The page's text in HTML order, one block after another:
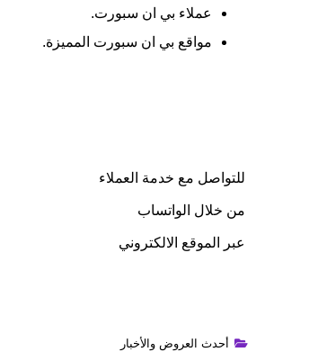
عملاء بي ان سبورت.
مواقع بي ان سبورت المميزة.
للتواصل مع خدمة العملاء
من خلال الواتساب
عبر الموقع الالكتروني
أحدث العروض والأخبار